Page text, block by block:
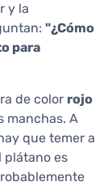
y la
"¿Cómo
para
de color rojo
manchas. A
que temer a
plátano es